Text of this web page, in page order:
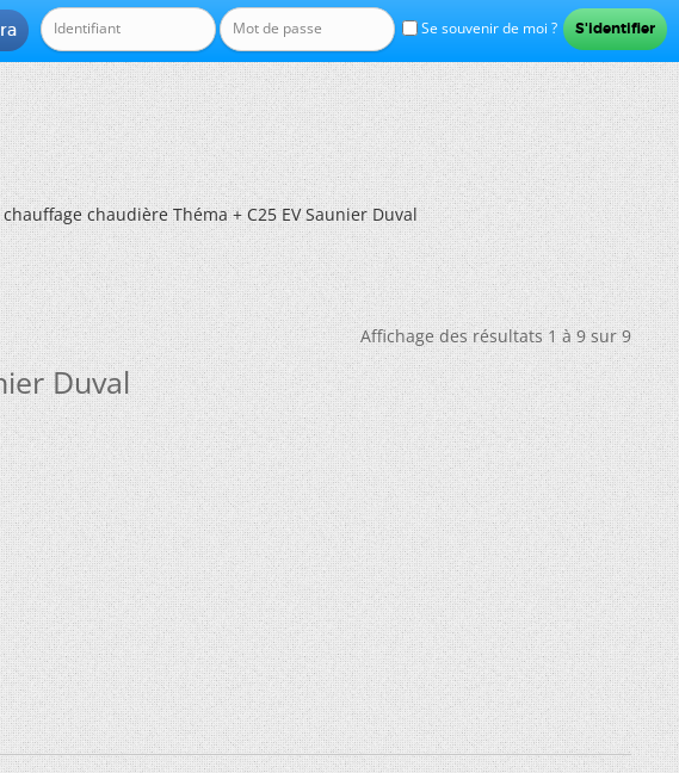
Se souvenir de moi ?
chaudière Théma + C25 EV Saunier Duval
Affichage des résultats 1 à 9 sur 9
Duval